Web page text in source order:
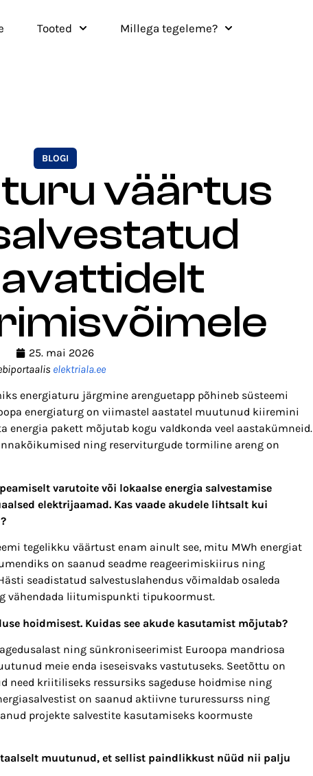
Tooted Millega tegeleme?
BLOGI
väärtus
25. mai 2026
elektriala.ee
energiaturu järgmine arenguetapp põhineb süsteemi
energiaturg on viimastel aastatel muutunud kiiremini
energia pakett mõjutab kogu valdkonda veel aastakümneid.
ning reserviturgude tormiline areng on
varutoite või lokaalse energia salvestamise
elektrijaamad. Kas vaade akudele lihtsalt kui
tegelikku väärtust enam ainult see, mitu MWh energiat
on saanud seadme reageerimiskiirus ning
seadistatud salvestuslahendus võimaldab osaleda
vähendada liitumispunkti tipukoormust.
hoidmisest. Kuidas see akude kasutamist mõjutab?
ning sünkroniseerimist Euroopa mandriosa
meie enda iseseisvaks vastutuseks. Seetõttu on
need kriitiliseks ressursiks sageduse hoidmise ning
on saanud aktiivne tururessurss ning
projekte salvestite kasutamiseks koormuste
muutunud, et sellist paindlikkust nüüd nii palju